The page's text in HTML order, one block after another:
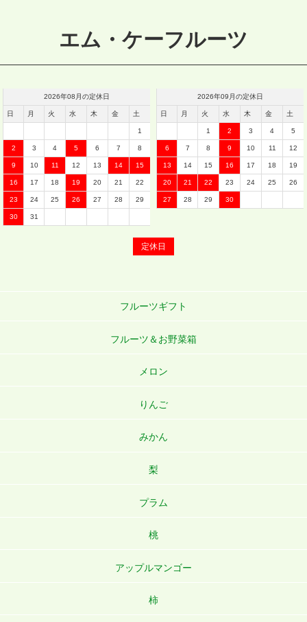
エム・ケーフルーツ
2026年08 月の定休日
日 月 火 水 木 金 土
1
2 3 4 5 6 7 8
9 10 11 12 13 14 15
16 17 18 19 20 21 22
23 24 25 26 27 28 29
30 31
2026年09 月の定休日
日 月 火 水 木 金 土
1 2 3 4 5
6 7 8 9 10 11 12
13 14 15 16 17 18 19
20 21 22 23 24 25 26
27 28 29 30
定休日
フルーツギフト
フルーツ＆お野菜箱
メロン
りんご
みかん
梨
プラム
桃
アップルマンゴー
柿